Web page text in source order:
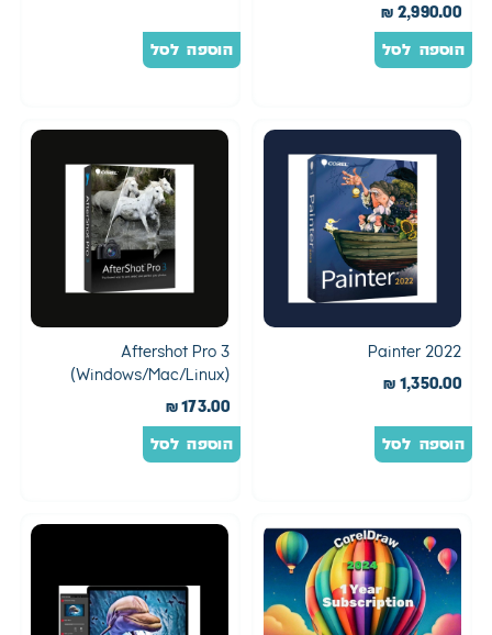
₪ 2,990.00
הוספה לסל
הוספה לסל
Painter 2022
₪ 1,350.00
הוספה לסל
Aftershot Pro 3
(Windows/Mac/Linux)
₪173.00
הוספה לסל